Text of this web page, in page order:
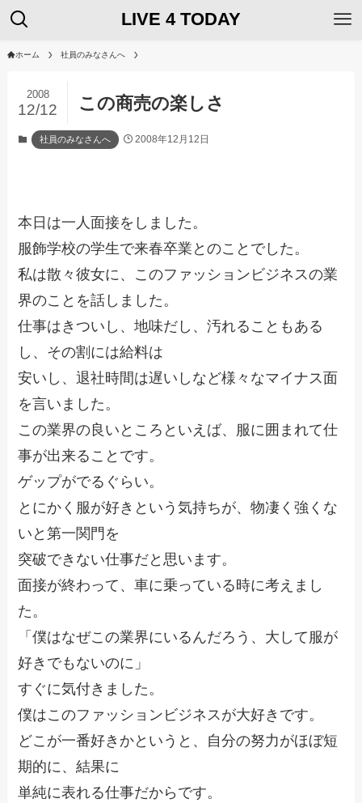
LIVE 4 TODAY
ホーム 社員のみなさんへ
この商売の楽しさ
2008
12/12
社員のみなさんへ 2008年12月12日
本日は一人面接をしました。
服飾学校の学生で来春卒業とのことでした。
私は散々彼女に、このファッションビジネスの業
界のことを話しました。
仕事はきついし、地味だし、汚れることもある
し、その割には給料は
安いし、退社時間は遅いしなど様々なマイナス面
を言いました。
この業界の良いところといえば、服に囲まれて仕
事が出来ることです。
ゲップがでるぐらい。
とにかく服が好きという気持ちが、物凄く強くな
いと第一関門を
突破できない仕事だと思います。
面接が終わって、車に乗っている時に考えまし
た。
「僕はなぜこの業界にいるんだろう、大して服が
好きでもないのに」
すぐに気付きました。
僕はこのファッションビジネスが大好きです。
どこが一番好きかというと、自分の努力がほぼ短
期的に、結果に
単純に表れる仕事だからです。